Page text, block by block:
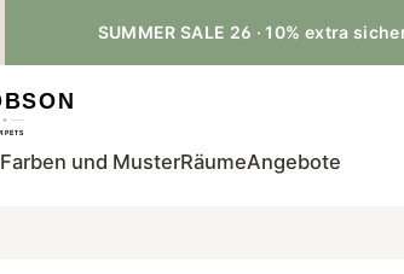
SUMMER SALE 26 · 10% extra
Farben und MusterRäumeAngebote